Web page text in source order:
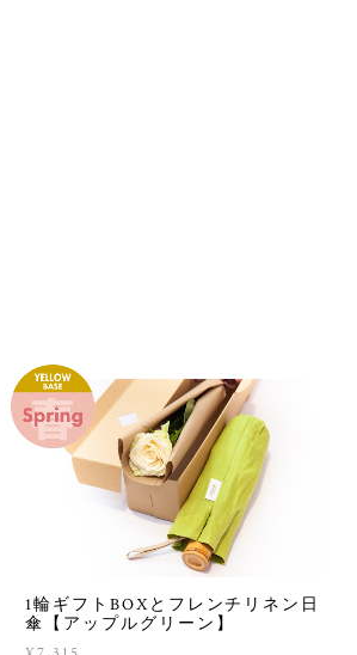
1輪ギフトBOXとフレンチリネン日
傘【アップルグリーン】